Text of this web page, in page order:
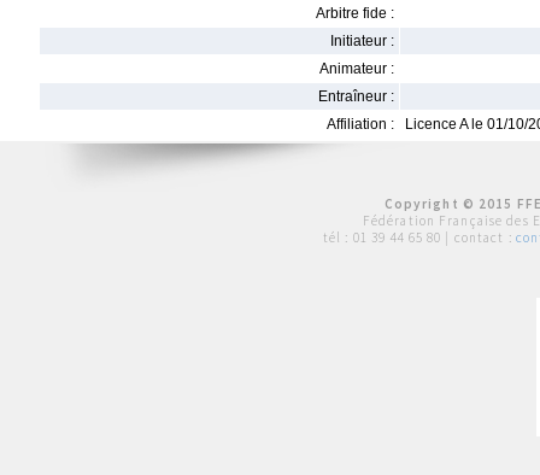
Arbitre fide :
Initiateur :
Animateur :
Entraîneur :
Affiliation :
Licence A le 01/10/
Copyright © 2015
Fédération Française des
tél : 01 39 44 65 80 | contact :